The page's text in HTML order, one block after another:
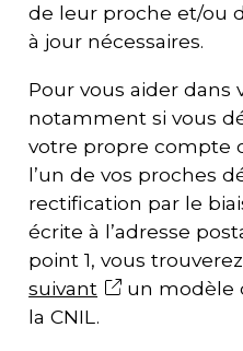
de leur proche et/ou
à jour nécessaires.
Pour vous aider dans
notamment si vous
votre propre compte
l’un de vos proches
rectification par le
écrite à l’adresse
point 1, vous
suivant
un modèle
la CNIL.